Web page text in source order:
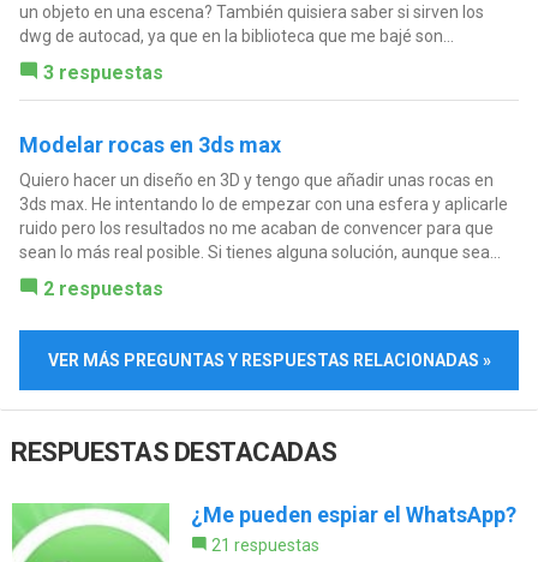
un objeto en una escena? También quisiera saber si sirven los
dwg de autocad, ya que en la biblioteca que me bajé son...
3 respuestas
Modelar rocas en 3ds max
Quiero hacer un diseño en 3D y tengo que añadir unas rocas en
3ds max. He intentando lo de empezar con una esfera y aplicarle
ruido pero los resultados no me acaban de convencer para que
sean lo más real posible. Si tienes alguna solución, aunque sea...
2 respuestas
VER MÁS PREGUNTAS Y RESPUESTAS RELACIONADAS »
RESPUESTAS DESTACADAS
¿Me pueden espiar el WhatsApp?
21 respuestas